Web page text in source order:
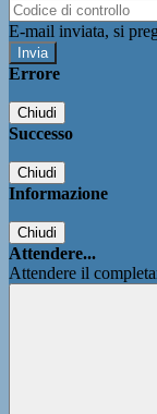
E-mail inviata, si
Errore
Chiudi
Successo
Chiudi
Informazione
Chiudi
Attendere...
Attendere il